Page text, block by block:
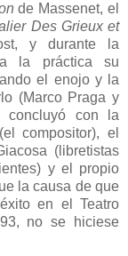
de Massenet, el
Des Grieux et
y durante la
la práctica su
el enojo y la
(Marco Praga y
concluyó con la
compositor), el
(libretistas
y el propio
la causa de que
en el Teatro
no se hiciese